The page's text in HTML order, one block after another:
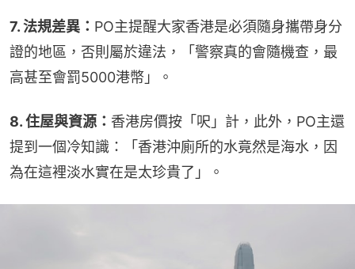
7. 法規差異： PO主提醒大家香港是必須隨身攜帶身分
證的地區，否則屬於違法，「警察真的會隨機查，最
高甚至會罰5000港幣」。
8. 住屋與資源： 香港房價按「呎」計，此外，PO主還
提到一個冷知識：「香港沖廁所的水竟然是海水，因
為在這裡淡水實在是太珍貴了」。